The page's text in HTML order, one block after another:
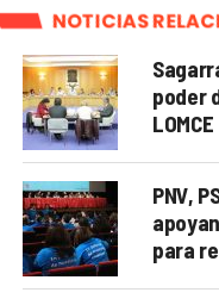
NOTICIAS
poder
LOMCE
PNV,
para